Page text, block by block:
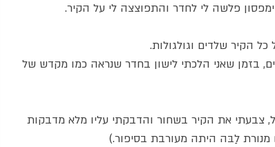
פלשה לי לחדר והתפוצצה לי על הקיר.
הקיר שלדים וגולגולות.
בזמן שאני הלכתי לישון בחדר שנראה כמו מקדש של
צבעתי את הקיר בשחור והדבקתי עליו מלא מדבקות
מנורת לַבּה היתה מעורבת בסיפור.)